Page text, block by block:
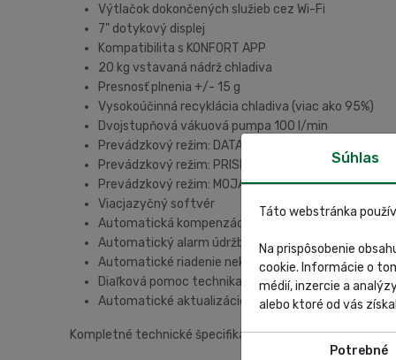
Výtlačok dokončených služieb cez Wi-Fi
7" dotykový displej
Kompatibilita s KONFORT APP
20 kg vstavaná nádrž chladiva
Presnosť plnenia +/- 15 g
Vysokoúčinná recyklácia chladiva (viac ako 95%)
Dvojstupňová vákuová pumpa 100 l/min
Prevádzkový režim: DATABÁZA
Prevádzkový režim: PRISPÔSOBENÝ SERVIS
Prevádzkový režim: MOJA DATABÁZA
Viacjazyčný softvér
Automatická kompenzácia dĺžky servisnej hadice
Automatický alarm údržby
Automatické riadenie nekondenzovateľných plynov
Diaľková pomoc technika
Automatické aktualizácie
Kompletné technické špecifikácie pre všetky modely
Súhlas
Táto webstránka
Na prispôsobenie
cookie. Informácie o
médií, inzercie a
alebo ktoré od vás
Potrebné